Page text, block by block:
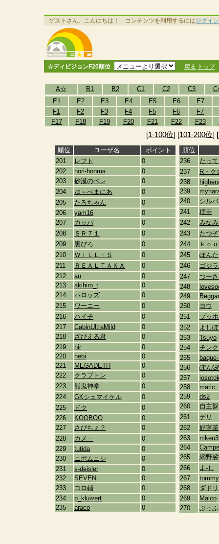
ゲストさん、こんにちは！ コンテンツを利用するには ログイン
☆ディビジョンF20順位 戻る トップ
A☆ B1 B2 C1 C2 C3
E1
E2 E3 E4 E5 E6
E7
F1
F2 F3 F4 F5 F6
F7
F17
F18 F19 F20 F21 F22 F23
[1-100位] [101-200位]
順位 ユーザ名
ポイント
201
レフト
0
202
nori-honma
0
203
砂漠のペレ
0
204
ゆ～べまにあ
0
205
たろちゃん
0
206
yam16
0
207
カッパ
0
208
ＳＲ７１
0
209
裏ぴろ
0
210
ＷＩＬＬ・Ｓ
0
211
ＲＥＡＬＴＡＫＡ
0
212
an
0
213
akihiro_t
0
214
ハロッズ
0
215
ワーニー
0
216
ハイチ
0
217
CabinUltraMild
0
218
ざびえる君
0
219
hir
0
220
hebi
0
221
MEGADETH
0
222
クラプトン
0
223
熊鬼神拳
0
224
GKシュマイケル
0
225
ドク
0
226
KOOBOO
0
227
さびちぇ？
0
228
カメ－
0
229
tutida
0
230
ニポムニシ
0
231
s-deisler
0
232
SEVEN
0
233
コロ輔
0
234
p_kluivert
0
235
araco 0
順位
236
たっ
237
R・ク
238
239
240
シルバ
241
稲圭
242
みな
243
たつ
244
ｋｏ
245
ぽん
246
ゴジ
247
つー
248
249
250
ヨウ
251
ブッ
252
よし
253
Tsuyo
254
チンク
255
256
ぽん
257
258
maric
259
ds2
260
自主盤
261
デリ
262
好寧茶
263
mken3
264
265
網野
266
よ-し
267
268
ダド
269
Malco
270
ぶっ